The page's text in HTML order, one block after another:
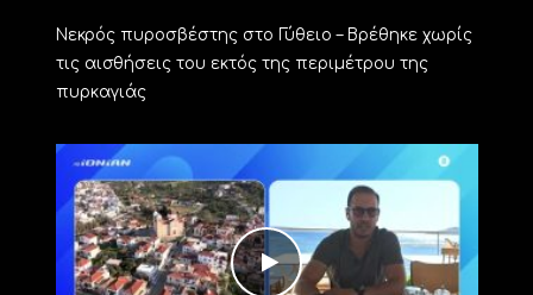
Νεκρός πυροσβέστης στο Γύθειο – Βρέθηκε χωρίς
τις αισθήσεις του εκτός της περιμέτρου της
πυρκαγιάς